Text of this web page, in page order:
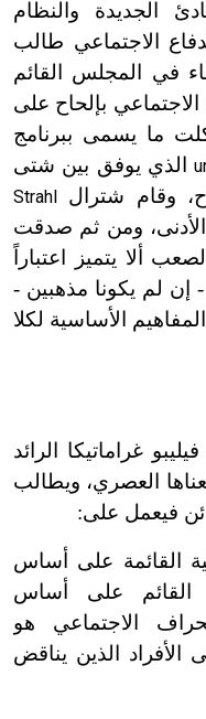
الجديدة والنظام
الاجتماعي طالب
في المجلس القائم
الاجتماعي بإلحاح على
ما يسمى ببرنامج
الذي يوفق بين شتى
وقام شترال
Strahl
ومن ثم صدقت
ألا يتميز اعتباراً
- إن لم يكونا مذهبين -
الأساسية لكلا
غراماتيكا الرائد
العصري، ويطالب
فيعمل على:
القائمة على أساس
القائم على أساس
الاجتماعي هو
الذين يناقض